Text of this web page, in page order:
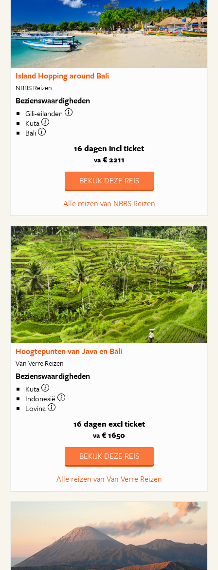
Island Hopping around Bali
NBBS Reizen
Bezienswaardigheden
Gili-eilanden
Kuta
Bali
16 dagen incl ticket
va€ 2211
BEKIJK DEZE REIS
Alle reizen van NBBS Reizen
Hoogtepunten van Java en Bali
Van Verre Reizen
Bezienswaardigheden
Kuta
Indonesië
Lovina
16 dagen excl ticket
va € 1650
BEKIJK DEZE REIS
Alle reizen van Van Verre Reizen